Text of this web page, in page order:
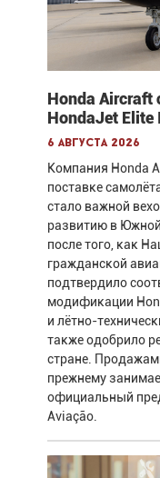
Honda Aircraft
HondaJet Elite
6 августа 2026
Компания Honda
поставке
стало важной
развитию в
после того, как
гражданской
подтвердило
модификации
и лётно-
также одобрило
стране.
прежнему
официальный
Aviação.